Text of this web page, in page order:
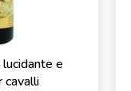
e
cavalli